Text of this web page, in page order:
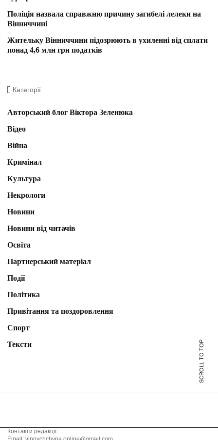
Поліція назвала справжню причину загибелі лелеки на
Вінниччині
Жительку Вінниччини підозрюють в ухиленні від сплати
понад 4,6 млн грн податків
Категорії
Авторський блог Віктора Зеленюка
Відео
Війна
Кримінал
Культура
Некрологи
Новини
Новини від читачів
Освіта
Партнерський матеріал
Події
Політика
Привітання та поздоровлення
Спорт
Тексти
SCROLL TO TOP
Контакти редакції: